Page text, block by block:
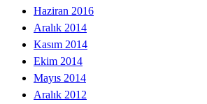
Haziran 2016
Aralık 2014
Kasım 2014
Ekim 2014
Mayıs 2014
Aralık 2012